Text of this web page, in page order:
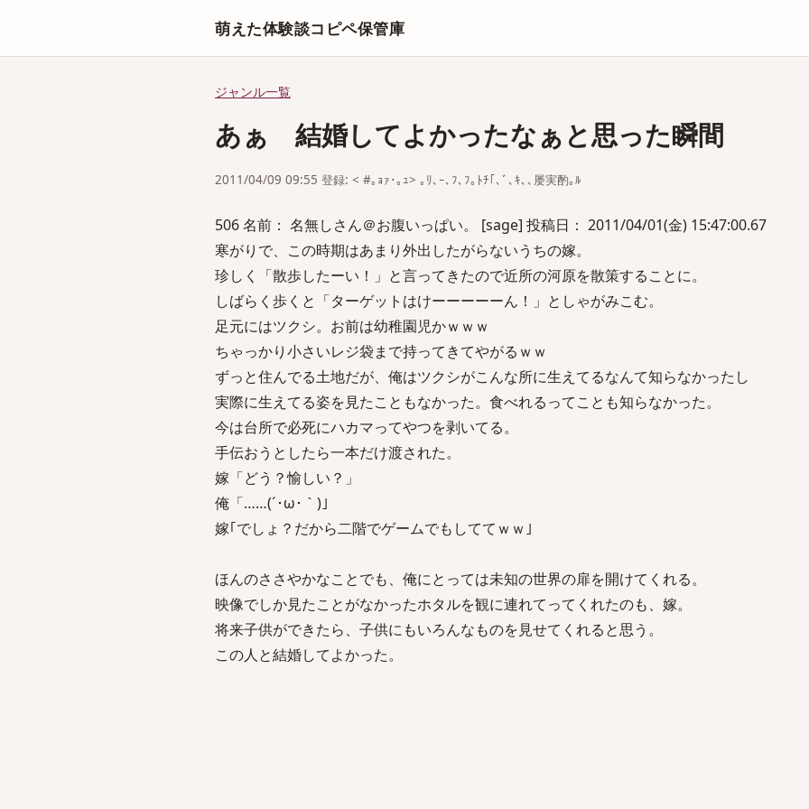
萌えた体験談コピペ保管庫
ジャンル一覧
あぁ 結婚してよかったなぁと思った瞬間
2011/04/09 09:55 登録: < #｡ｮｧ･｡ｭ> ｡ﾘ､ｰ､ﾌ､ﾌ｡ﾄﾁ｢､ﾞ､ｷ､､屡実酌｡ﾙ
506 名前： 名無しさん＠お腹いっぱい。 [sage] 投稿日： 2011/04/01(金) 15:47:00.67
寒がりで、この時期はあまり外出したがらないうちの嫁。
珍しく「散歩したーい！」と言ってきたので近所の河原を散策することに。
しばらく歩くと「ターゲットはけーーーーーん！」としゃがみこむ。
足元にはツクシ。お前は幼稚園児かｗｗｗ
ちゃっかり小さいレジ袋まで持ってきてやがるｗｗ
ずっと住んでる土地だが、俺はツクシがこんな所に生えてるなんて知らなかったし
実際に生えてる姿を見たこともなかった。食べれるってことも知らなかった。
今は台所で必死にハカマってやつを剥いてる。
手伝おうとしたら一本だけ渡された。
嫁「どう？愉しい？」
俺「……(´･ω･｀)」
嫁｢でしょ？だから二階でゲームでもしててｗｗ｣
ほんのささやかなことでも、俺にとっては未知の世界の扉を開けてくれる。
映像でしか見たことがなかったホタルを観に連れてってくれたのも、嫁。
将来子供ができたら、子供にもいろんなものを見せてくれると思う。
この人と結婚してよかった。